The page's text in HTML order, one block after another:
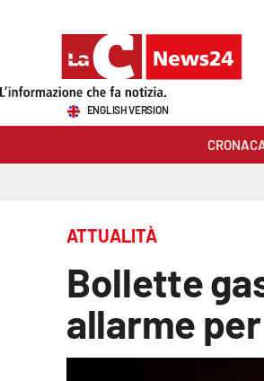
Sezioni
Economia e lavoro
ENGLISH VERSION
ATTUALITÀ
Bollette
allarme